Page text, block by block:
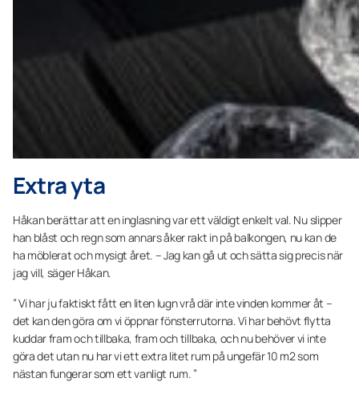
Extra yta
Håkan berättar att en inglasning var ett väldigt enkelt val. Nu slipper
han blåst och regn som annars åker rakt in på balkongen, nu kan de
ha möblerat och mysigt året. – Jag kan gå ut och sätta sig precis när
jag vill, säger Håkan.
” Vi har ju faktiskt fått en liten lugn vrå där inte vinden kommer åt –
det kan den göra om vi öppnar fönsterrutorna. Vi har behövt flytta
kuddar fram och tillbaka, fram och tillbaka, och nu behöver vi inte
göra det utan nu har vi ett extra litet rum på ungefär 10 m2 som
nästan fungerar som ett vanligt rum. ”